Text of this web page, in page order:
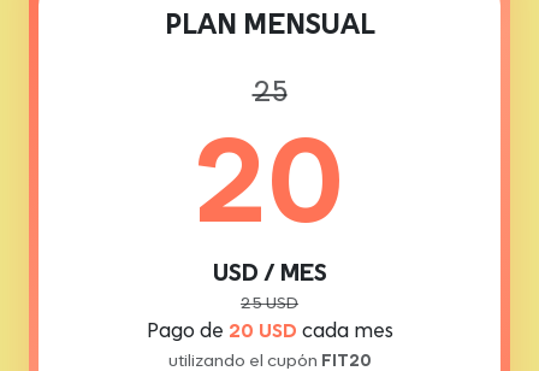
PLAN MENSUAL
25
20
USD / MES
25 USD
Pago de 20 USD cada mes
utilizando el cupón FIT20